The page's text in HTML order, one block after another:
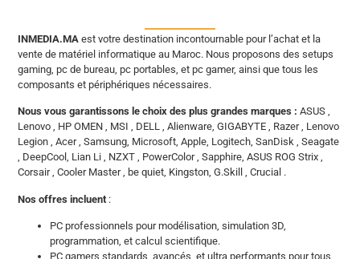
INMEDIA.MA est votre destination incontournable pour l’achat et la
vente de matériel informatique au Maroc. Nous proposons des setups
gaming, pc de bureau, pc portables, et pc gamer, ainsi que tous les
composants et périphériques nécessaires.
Nous vous garantissons le choix des plus grandes marques : ASUS ,
Lenovo , HP OMEN , MSI , DELL , Alienware, GIGABYTE , Razer , Lenovo
Legion , Acer , Samsung, Microsoft, Apple, Logitech, SanDisk , Seagate
, DeepCool, Lian Li , NZXT , PowerColor , Sapphire, ASUS ROG Strix ,
Corsair , Cooler Master , be quiet, Kingston, G.Skill , Crucial .
Nos offres incluent :
PC professionnels pour modélisation, simulation 3D,
programmation, et calcul scientifique.
PC gamers standards, avancés, et ultra performants pour tous